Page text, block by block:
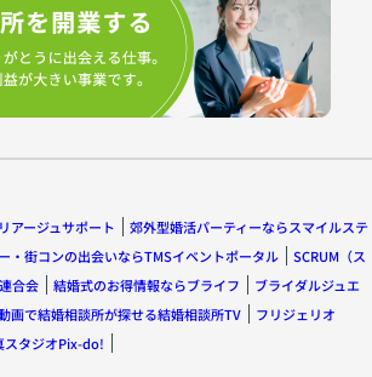
アージュサポート
郊外型婚活パーティーならスマイルステ
・街コンの出会いならTMSイベントポータル
SCRUM（ス
合会 結婚式のお得情報ならブライフ
ブライダルジュエ
画で結婚相談所が探せる結婚相談所TV
フリジェリオ
スタジオPix-do!